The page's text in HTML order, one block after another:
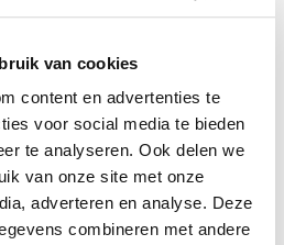
van cookies
content en advertenties te
voor social media te bieden
te analyseren. Ook delen we
van onze site met onze
adverteren en analyse. Deze
combineren met andere
Ballonnenpartners
jubileum van het Cals
drie ballon pilaren met 40
Toys te Broek op
ballon pilaren geplaatst.
twee ballon pilaren in